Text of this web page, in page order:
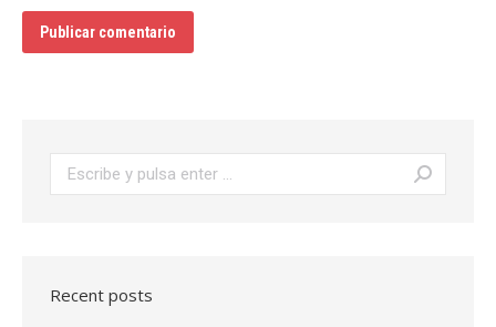
Publicar comentario
Buscar:
Recent posts